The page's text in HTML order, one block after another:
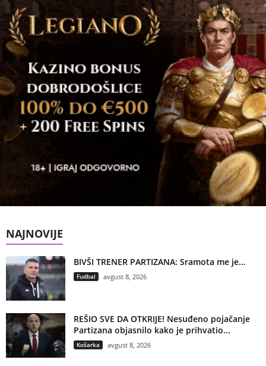
NAJNOVIJE
BIVŠI TRENER PARTIZANA: Sramota me je…
Fudbal avgust 8, 2026
REŠIO SVE DA OTKRIJE! Nesuđeno pojačanje
Partizana objasnilo kako je prihvatio...
Košarka avgust 8, 2026